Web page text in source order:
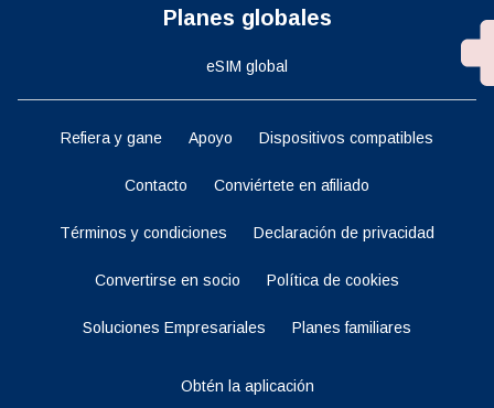
Planes globales
eSIM global
Refiera y gane Apoyo Dispositivos compatibles
Contacto Conviértete en afiliado
Términos y condiciones Declaración de privacidad
Convertirse en socio Política de cookies
Soluciones Empresariales Planes familiares
Obtén la aplicación